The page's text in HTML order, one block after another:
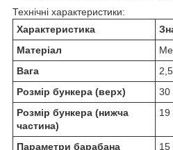
Технічні характеристики:
Характеристика
Матеріал
Вага
Розмір бункера (верх)
30
Розмір бункера (нижча
частина)
19
Параметри барабана
15